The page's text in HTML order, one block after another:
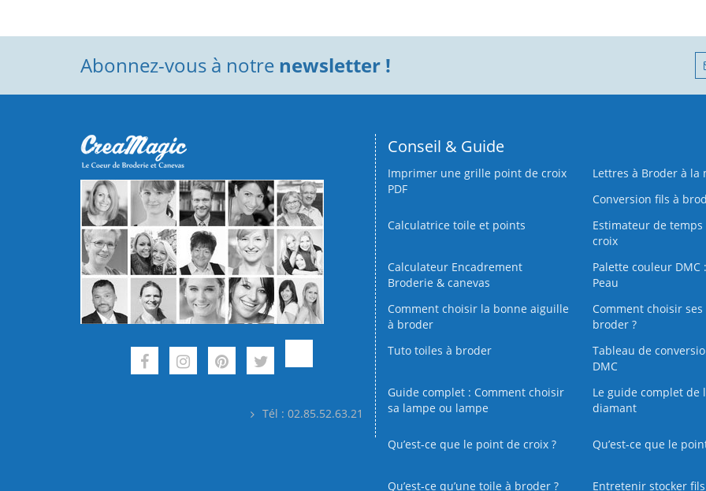
Abonnez-vous à notre newsletter !
Tél : 02.85.52.63.21
Conseil & Guide
Imprimer une grille point de croix
PDF
Lettres à Broder à la
Conversion fils à
Calculatrice toile et points
Estimateur de temps
croix
Calculateur Encadrement
Broderie & canevas
Palette couleur DMC
Peau
Comment choisir la bonne aiguille
à broder
Comment choisir ses
broder ?
Tuto toiles à broder
Tableau de
DMC
Guide complet : Comment choisir
sa lampe ou lampe
Le guide complet de
diamant
Qu’est-ce que le point de croix ? Qu’est-ce que le
Qu’est‑ce qu’une toile à broder ? Entretenir stocker